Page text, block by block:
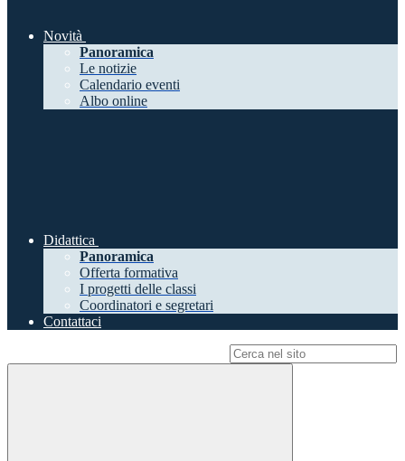
Novità
Panoramica
Le notizie
Calendario eventi
Albo online
Didattica
Panoramica
Offerta formativa
I progetti delle classi
Coordinatori e segretari
Contattaci